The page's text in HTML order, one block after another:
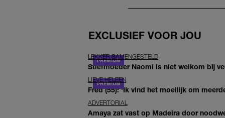
EXCLUSIEF VOOR JOU
LEKKER SAMENGESTELD
Stiefmoeder Naomi is niet welkom bij
LIEVE HELEEN
Fred (55): 'Ik vind het moeilijk om
ADVERTORIAL
Amaya zat vast op Madeira door